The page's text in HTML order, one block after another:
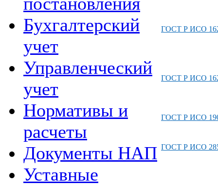
Бухгалтерский
учет
Управленческий
учет
Нормативы и
расчеты
Документы НАП
Уставные
ГОСТ Р ИСО
ГОСТ Р ИСО
ГОСТ Р ИСО
ГОСТ Р ИСО